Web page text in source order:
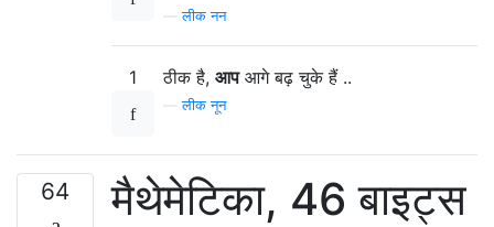
—लीक नन
1 ठीक है, आपआगे बढ़ चुके हैं ..
—लीक नून
64 मैथेमेटिका, 46 बाइट्स